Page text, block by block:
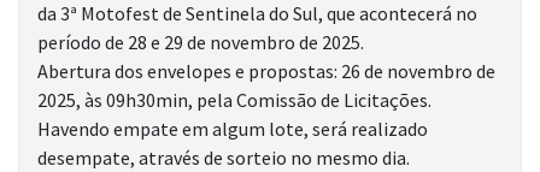
da 3ª Motofest de Sentinela do Sul, que acontecerá no
período de 28 e 29 de novembro de 2025.
Abertura dos envelopes e propostas: 26 de novembro de
2025, às 09h30min, pela Comissão de Licitações.
Havendo empate em algum lote, será realizado
desempate, através de sorteio no mesmo dia.